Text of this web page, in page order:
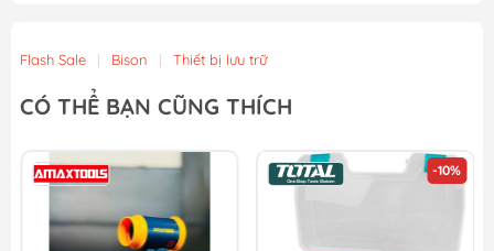
Flash Sale | Bison | Thiết bị lưu trữ
CÓ THỂ BẠN CŨNG THÍCH